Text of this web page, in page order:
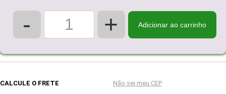
- + Adicionar ao carrinho